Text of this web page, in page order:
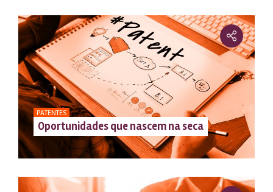
PATENTES
Oportunidades que nascem na seca